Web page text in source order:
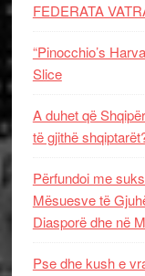
FEDERATA
“Pinocchio’s
Slice
A duhet që
të gjithë
Përfundoi me
Mësuesve të
Diasporë dhe në
Pse dhe kush e